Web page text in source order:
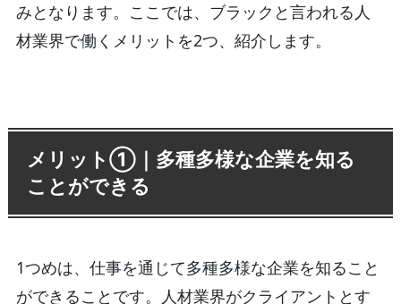
みとなります。ここでは、ブラックと言われる人
材業界で働くメリットを2つ、紹介します。
メリット①｜多種多様な企業を知る
ことができる
1つめは、仕事を通じて多種多様な企業を知ること
ができることです。人材業界がクライアントとす